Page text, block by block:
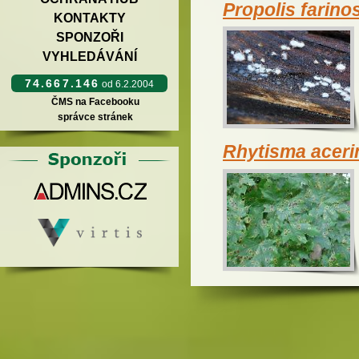
KONTAKTY
SPONZOŘI
VYHLEDÁVÁNÍ
74.667.146 od 6.2.2004
ČMS na Facebooku
správce stránek
Propolis
Rhytisma